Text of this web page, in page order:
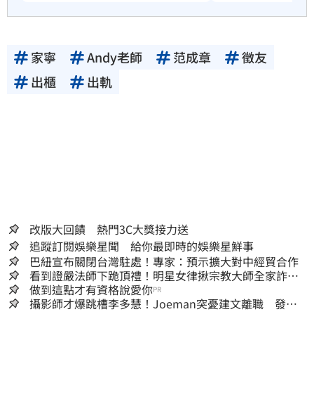
家寧 Andy老師 范成章
徵友
出櫃
出軌
改版大回饋 熱門3C大獎接力送
追蹤訂閱娛樂星聞 給你最即時的娛樂星鮮事
巴紐宣布關閉台灣駐處！專家：預示擴大對中經貿合作
看到證嚴法師下跪頂禮！明星女律揪宗教大師全家詐慈
濟…全家爽睡黃金堆
做到這點才有資格說愛你PR
攝影師才爆跳槽李多慧！Joeman突憂建文離職 發聲